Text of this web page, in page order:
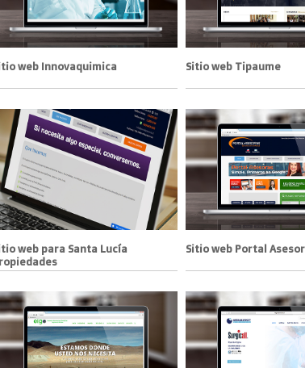
web Innovaquimica Sitio web Tipaume
web para Santa Lucía
Sitio web Portal